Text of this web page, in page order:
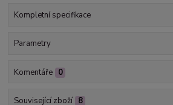
Kompletní specifikace
Parametry
Komentáře 0
Související zboží 8